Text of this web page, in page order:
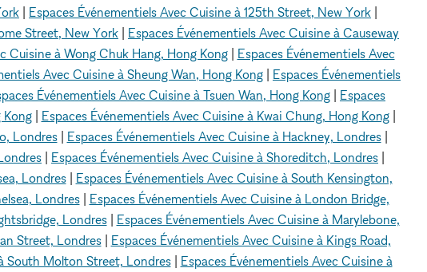
| Espaces Événementiels Avec Cuisine à 125th Street, New York |
Street, New York | Espaces Événementiels Avec Cuisine à Causeway
Cuisine à Wong Chuk Hang, Hong Kong| Espaces Événementiels Avec
Avec Cuisine à Sheung Wan, Hong Kong | Espaces Événementiels
Événementiels Avec Cuisine à Tsuen Wan, Hong Kong | Espaces
Kong| Espaces Événementiels Avec Cuisine à Kwai Chung, Hong Kong|
Londres| Espaces Événementiels Avec Cuisine à Hackney, Londres|
| Espaces Événementiels Avec Cuisine à Shoreditch, Londres |
Londres| Espaces Événementiels Avec Cuisine à South Kensington,
Londres| Espaces Événementiels Avec Cuisine à London Bridge,
Londres| Espaces Événementiels Avec Cuisine à Marylebone,
Street, Londres| Espaces Événementiels Avec Cuisine à Kings Road,
South Molton Street, Londres| Espaces Événementiels Avec Cuisine à